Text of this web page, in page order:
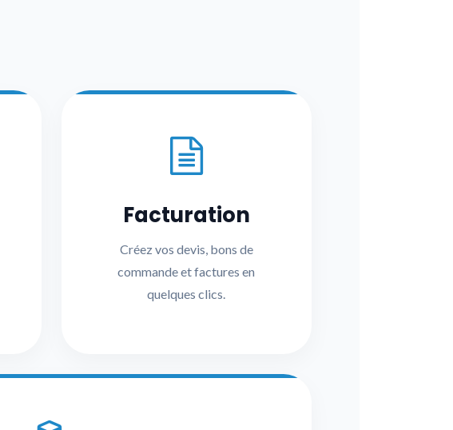
Facturation
Créez vos devis, bons de
commande et factures en
quelques clics.